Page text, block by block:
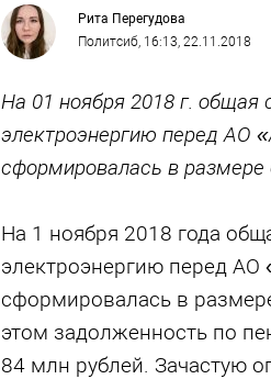
Рита Перегудова
Политсиб, 16:13, 22.11.2018
На 01 ноября 2018 г. общая
электроэнергию перед АО
сформировалась в размере
На 1 ноября 2018 года
электроэнергию перед АО
сформировалась в
этом задолженность по
84 млн рублей. Зачастую